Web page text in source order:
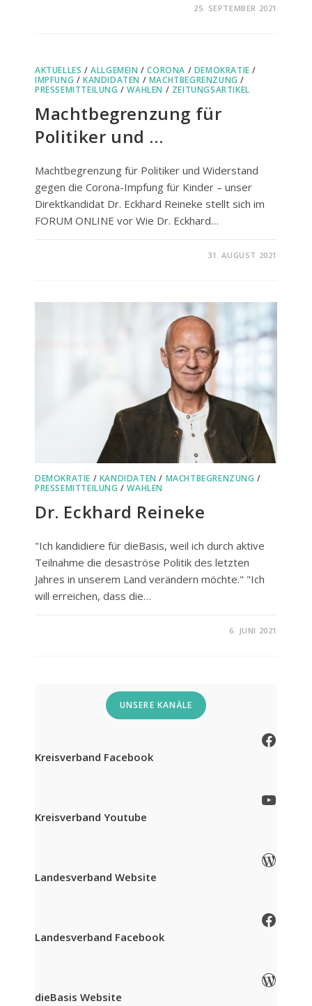
MEDIEN
DURCH
POLITISCHE
25. SEPTEMBER 2021
AKTUELLES /ALLGEMEIN /CORONA / DEMOKRATIE /
IMPFUNG /KANDIDATEN / MACHTBEGRENZUNG /
PRESSEMITTEILUNG /WAHLEN / ZEITUNGSARTIKEL
Machtbegrenzung für
Politiker und …
Machtbegrenzung für Politiker und Widerstand
gegen die Corona-Impfung für Kinder – unser
Direktkandidat Dr. Eckhard Reineke stellt sich im
FORUM ONLINE vor Wie Dr. Eckhard…
…
31. AUGUST 2021
DEMOKRATIE / KANDIDATEN / MACHTBEGRENZUNG /
PRESSEMITTEILUNG /WAHLEN
Dr. Eckhard Reineke
"Ich kandidiere für dieBasis, weil ich durch aktive
Teilnahme die desaströse Politik des letzten
Jahres in unserem Land verändern möchte." "Ich
will erreichen, dass die…
6. JUNI 2021
UNSERE KANÄLE
Facebook
Kreisverband Facebook
YouTube
Kreisverband Youtube
WordPress
Landesverband Website
Facebook
Landesverband Facebook
WordPress
dieBasis Website